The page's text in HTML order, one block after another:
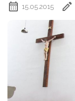
15.05.2015